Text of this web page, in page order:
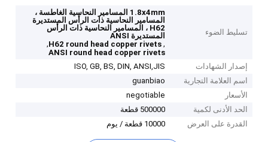
تسليط الضوء
1.8x4mm المسامير النحاسية الغاطسة ،
المسامير النحاسية ذات الرأس المستديرة
H62 ، المسامير النحاسية ذات الرأس
المستديرة ANSI
,
H62 round head copper rivets
,
ANSI round head copper rivets
إصدار الشهادات
ISO, GB, BS, DIN, ANSI,JIS
اسم العلامة التجارية
guanbiao
الأسعار
negotiable
الحد الأدنى لكمية
500000 قطعة
القدرة على العرض
10000 قطعة / يوم